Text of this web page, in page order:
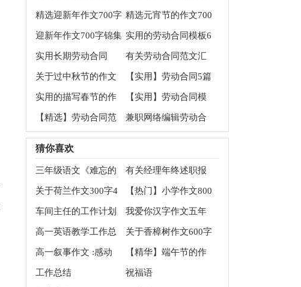
总八篇
100字锦集六篇
精选迎新年作文700字
集合9篇
精选元宵节的作文700
字集合10篇
迎新年作文700字锦集
七篇
实用的劳动合同模板6
篇
实用长期劳动合同
有关劳动合同范文汇
总五篇
关于过中秋节的作文
700字集锦六篇
【实用】劳动合同5篇
实用的描写春节的作
文700字4篇
【实用】劳动合同模
板合集八篇
【精选】劳动合同范
兼职网络编辑劳动合
猜你喜欢
三年级语文《难忘的
八个字》教学教案
有关经理年终述职报
告四篇
关于荷兰作文300字4
篇
【热门】小学作文800
字四篇
车间主任的工作计划
我爱你汉字作文五年
级
高一英语教学工作总
结15篇
关于香樟树作文600字
七篇
高一叙事作文 :感动
【精华】端午节的作
文100字四篇
工作总结 祝福语